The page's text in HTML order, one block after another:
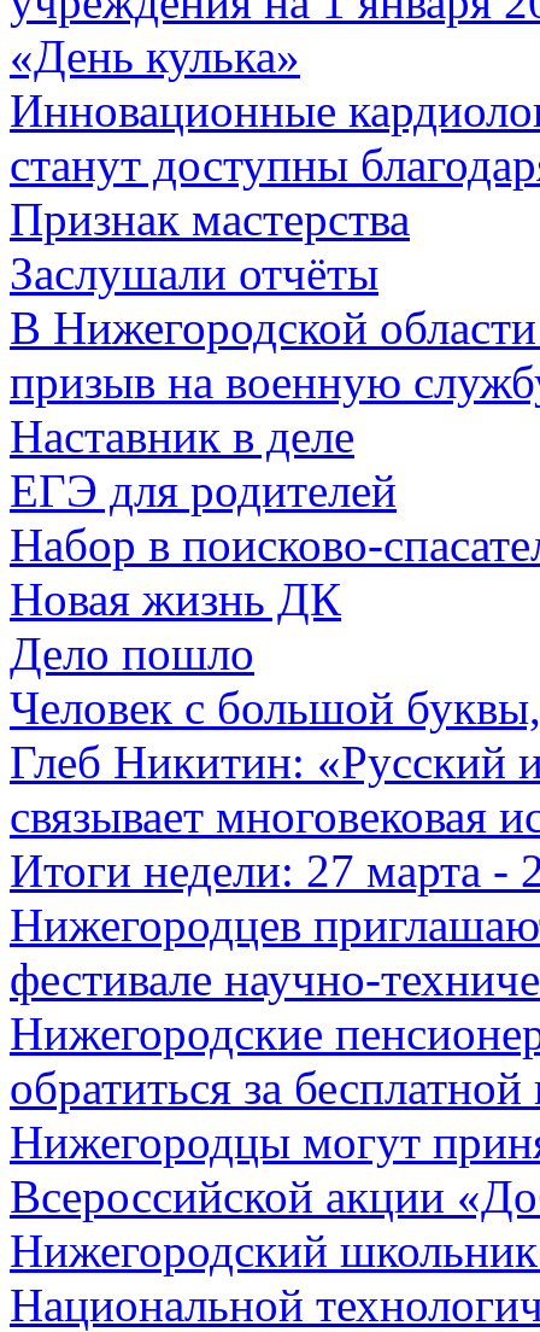
«День кулька»
Инновационные
станут доступны
Признак мастерства
Заслушали отчёты
В Нижегородской
призыв на военную
Наставник в деле
ЕГЭ для родителей
Набор в поисково-
Новая жизнь ДК
Дело пошло
Человек с большой
Глеб Никитин: «Русский
связывает многовековая
Итоги недели: 27 марта -
Нижегородцев
фестивале научно-
Нижегородские
обратиться за
Нижегородцы могут
Всероссийской акции
Нижегородский
Национальной